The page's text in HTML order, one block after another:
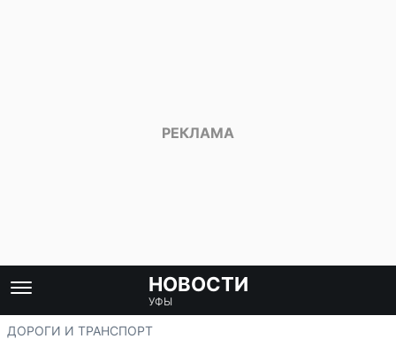
НОВОСТИ
УФЫ
ДОРОГИ И ТРАНСПОРТ